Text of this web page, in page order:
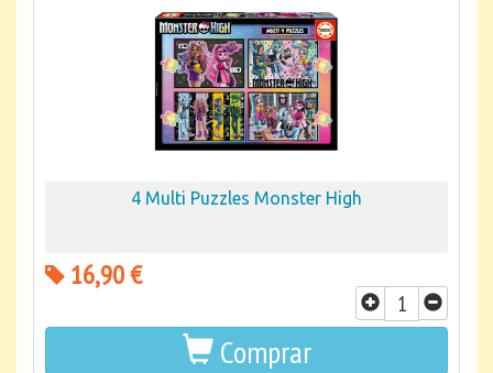
4 Multi Puzzles Monster High
16,90 €
Comprar